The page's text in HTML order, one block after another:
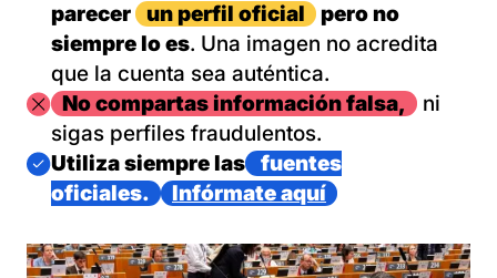
parecer
un perfil oficial
pero no
siempre lo es. Una imagen no acredita
que la cuenta sea auténtica.
ImagenNo compartas información falsa,
ni
sigas perfiles fraudulentos.
Imagen
Utiliza siempre las
fuentes
oficiales.
Infórmate aquí